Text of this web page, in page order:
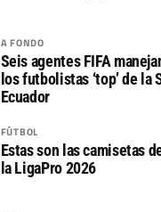
A FONDO
Seis agentes FIFA
los futbolistas ‘top’ de la
Ecuador
FÚTBOL
Estas son las camisetas
la LigaPro 2026